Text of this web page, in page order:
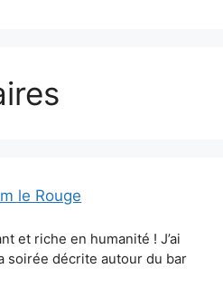
le Rouge
et riche en humanité ! J’ai
soirée décrite autour du bar